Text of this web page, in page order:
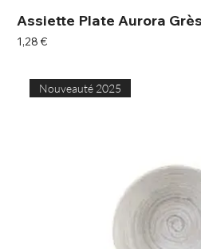
Assiette Plate Aurora
Prix
1,28 €
Nouveauté 2025